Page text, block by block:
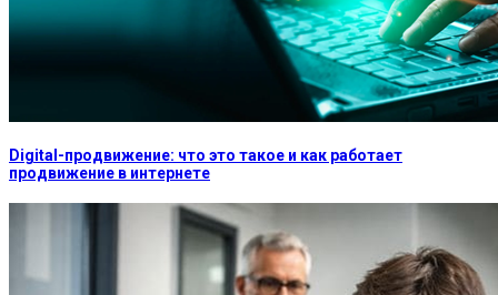
Digital-продвижение: что это такое и как работает
продвижение в интернете